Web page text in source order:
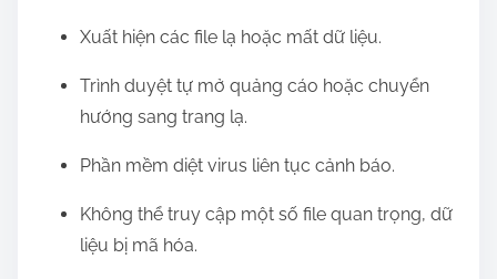
Xuất hiện các file lạ hoặc mất dữ liệu.
Trình duyệt tự mở quảng cáo hoặc chuyển
hướng sang trang lạ.
Phần mềm diệt virus liên tục cảnh báo.
Không thể truy cập một số file quan trọng, dữ
liệu bị mã hóa.